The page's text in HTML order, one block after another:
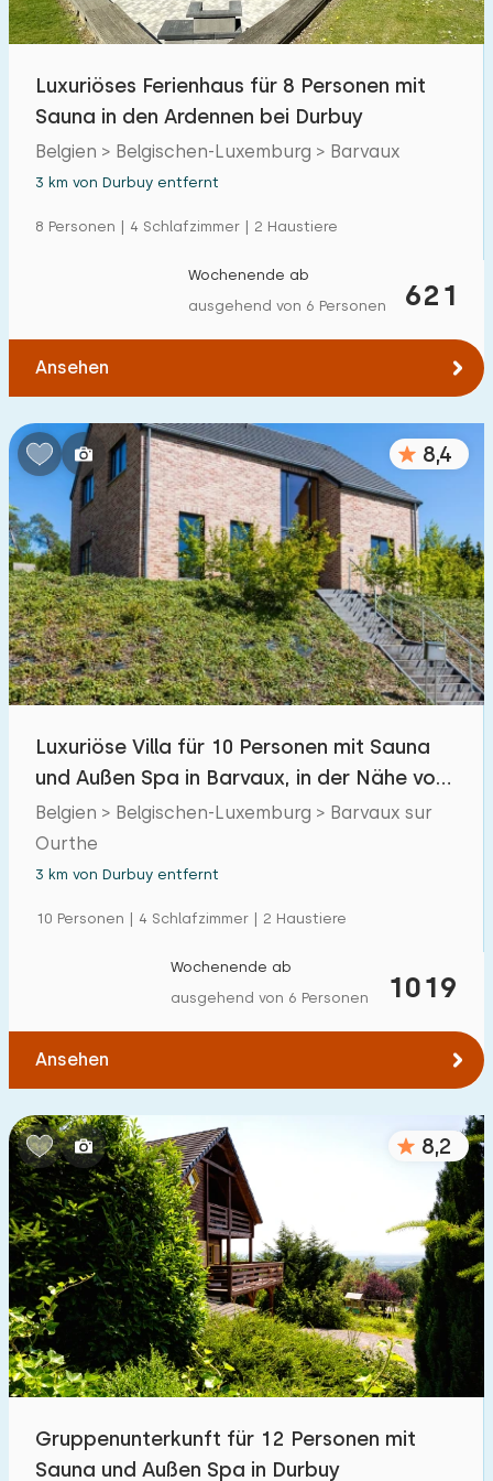
Freibad 2
Kinderanimation
Kindereinrichtungen im Park
Zugänglichkeit
Rollstuhlgerecht
Luxuriöses Ferienhaus für 8 Personen mit
Sauna in den Ardennen bei Durbuy
Belgien > Belgischen-Luxemburg > Barvaux
3 km von Durbuy entfernt
8 Personen | 4 Schlafzimmer | 2 Haustiere
621
Wochenende ab
ausgehend von 6 Personen
Ansehen
8,4
Luxuriöse Villa für 10 Personen mit Sauna
und Außen Spa in Barvaux, in der Nähe von
Durbuy
Belgien > Belgischen-Luxemburg > Barvaux sur
Ourthe
3 km von Durbuy entfernt
10 Personen | 4 Schlafzimmer | 2 Haustiere
1019
Wochenende ab
ausgehend von 6 Personen
Ansehen
8,2
Gruppenunterkunft für 12 Personen mit
Sauna und Außen Spa in Durbuy